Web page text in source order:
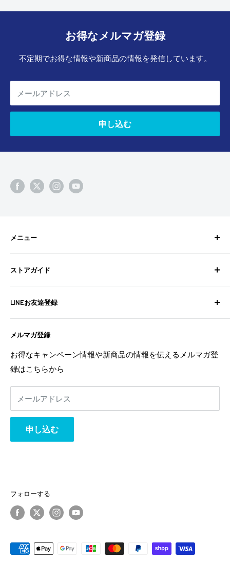
お得なメルマガ登録
不定期でお得な情報や新商品の情報を発信しています。
メールアドレス
申し込む
メニュー
検索
BixpyJetとは
BIXPY JETインストールガイド
フォトギャラリー
よくある質問
お問い合わせ
利用規約
返金ポリシー
ストアガイド
よくある質問
お問い合わせ
配送ポリシー
特定商取引法に基づく表記
返金ポリシー
プライバシーポリシー
利用規約
事業者様へ
相互リンク
メルマガ登録
お得なキャンペーン情報や新商品の情報を伝えるメルマガ登
録はこちらから
メールアドレス
申し込む
LINEお友達登録
不定期でお得な情報や新商品の情報を配信中！
フォローする